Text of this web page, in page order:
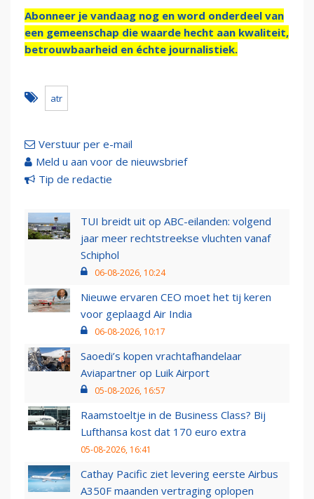
Abonneer je vandaag nog en word onderdeel van
een gemeenschap die waarde hecht aan kwaliteit,
betrouwbaarheid en échte journalistiek.
atr
Verstuur per e-mail
Meld u aan voor de nieuwsbrief
Tip de redactie
TUI breidt uit op ABC-eilanden: volgend
jaar meer rechtstreekse vluchten vanaf
Schiphol
06-08-2026, 10:24
Nieuwe ervaren CEO moet het tij keren
voor geplaagd Air India
06-08-2026, 10:17
Saoedi’s kopen vrachtafhandelaar
Aviapartner op Luik Airport
05-08-2026, 16:57
Raamstoeltje in de Business Class? Bij
Lufthansa kost dat 170 euro extra
05-08-2026, 16:41
Cathay Pacific ziet levering eerste Airbus
A350F maanden vertraging oplopen